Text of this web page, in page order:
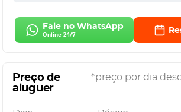
Fale no WhatsApp
Online 24/7
Preço de
aluguer
*preço por dia